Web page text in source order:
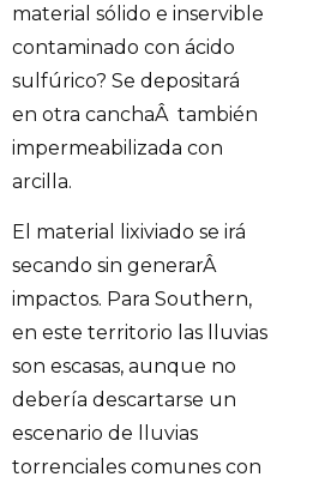
material sólido e inservible
contaminado con ácido
sulfúrico? Se depositará
en otra canchaÂ también
impermeabilizada con
arcilla.
El material lixiviado se irá
secando sin generarÂ
impactos. Para Southern,
en este territorio las lluvias
son escasas, aunque no
debería descartarse un
escenario de lluvias
torrenciales comunes con